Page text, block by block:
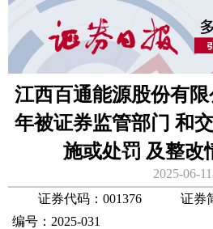
江西百通能源股份有
年被证券监管部门 和
施或处罚 及整改
2025-06-11
证券代码：001376 证券
编号：2025-031